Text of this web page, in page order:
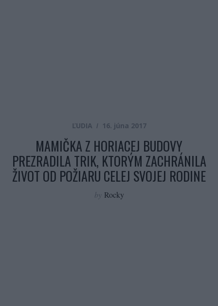
ĽUDIA 16. júna 2017
MAMIČKA Z HORIACEJ BUDOVY
PREZRADILA TRIK, KTORÝM ZACHRÁNILA
ŽIVOT OD POŽIARU CELEJ SVOJEJ RODINE
by Rocky